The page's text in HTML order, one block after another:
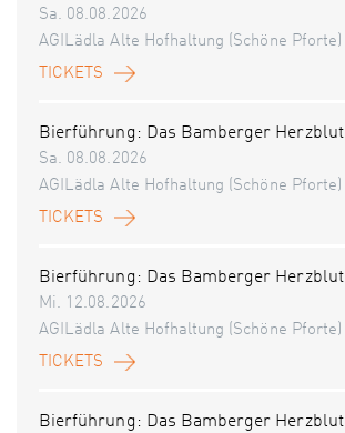
Sa. 08.08.2026
AGILädla Alte Hofhaltung (Schöne Pforte)
TICKETS
Bierführung: Das Bamberger Herzblut
Sa. 08.08.2026
AGILädla Alte Hofhaltung (Schöne Pforte)
TICKETS
Bierführung: Das Bamberger Herzblut
Mi. 12.08.2026
AGILädla Alte Hofhaltung (Schöne Pforte)
TICKETS
Bierführung: Das Bamberger Herzblut